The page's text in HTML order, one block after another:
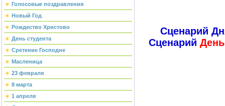
Голосовые поздравления
Новый Год
Рождество Христово
День студента
Сретение Господне
Масленица
23 февраля
8 марта
1 апреля
Сценарий
Сценарий